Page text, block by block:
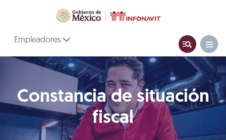
Empleadores
Constancia de situación
fiscal